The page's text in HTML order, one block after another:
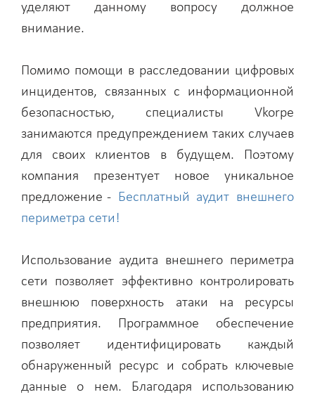
уделяют данному вопросу должное
внимание.
Помимо помощи в расследовании цифровых
инцидентов, связанных с информационной
безопасностью, специалисты Vkorpe
занимаются предупреждением таких случаев
для своих клиентов в будущем. Поэтому
компания презентует новое уникальное
предложение - Бесплатный аудит внешнего
периметра сети!
Использование аудита внешнего периметра
сети позволяет эффективно контролировать
внешнюю поверхность атаки на ресурсы
предприятия. Программное обеспечение
позволяет идентифицировать каждый
обнаруженный ресурс и собрать ключевые
данные о нем. Благодаря использованию